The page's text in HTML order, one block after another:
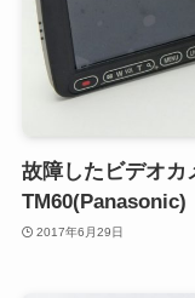
故障したビデオカ
2017年6月29日